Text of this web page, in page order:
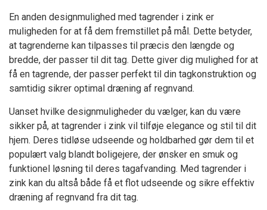
En anden designmulighed med tagrender i zink er
muligheden for at få dem fremstillet på mål. Dette betyder,
at tagrenderne kan tilpasses til præcis den længde og
bredde, der passer til dit tag. Dette giver dig mulighed for at
få en tagrende, der passer perfekt til din tagkonstruktion og
samtidig sikrer optimal dræning af regnvand.
Uanset hvilke designmuligheder du vælger, kan du være
sikker på, at tagrender i zink vil tilføje elegance og stil til dit
hjem. Deres tidløse udseende og holdbarhed gør dem til et
populært valg blandt boligejere, der ønsker en smuk og
funktionel løsning til deres tagafvanding. Med tagrender i
zink kan du altså både få et flot udseende og sikre effektiv
dræning af regnvand fra dit tag.